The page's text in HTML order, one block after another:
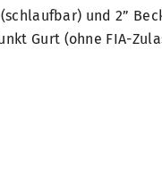
und 2”
Gurt (ohne FIA-